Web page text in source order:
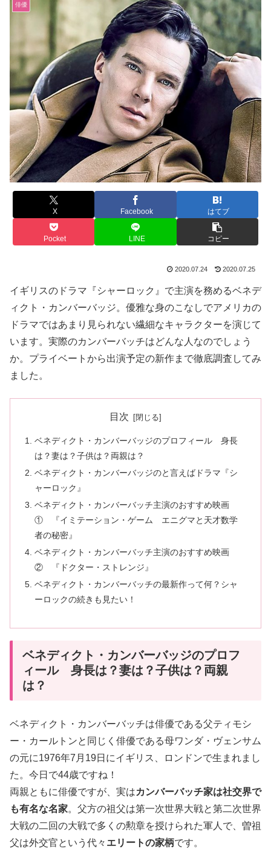
俳優
X Facebook はてブ
Pocket LINE コピー
2020.07.24 2020.07.25
イギリスのドラマ『シャーロック』で主演を務めるベネデ
ィクト・カンバーバッジ。優雅な身のこなしでアメリカの
ドラマではあまり見られない繊細なキャラクターを演じて
います。実際のカンバーバッチはどんな人なのでしょう
か。プライベートから出演予定の新作まで徹底調査してみ
ました。
目次
ベネディクト・カンバーバッジのプロフィール 身長
は？妻は？子供は？両親は？
ベネディクト・カンバーバッジのと言えばドラマ『シ
ャーロック』
ベネディクト・カンバーバッチ主演のおすすめ映画
① 『イミテーション・ゲーム エニグマと天才数学
者の秘密』
ベネディクト・カンバーバッチ主演のおすすめ映画
② 『ドクター・ストレンジ』
ベネディクト・カンバーバッチの最新作って何？シャ
ーロックの続きも見たい！
ベネディクト・カンバーバッジのプロフ
ィール 身長は？妻は？子供は？両親
は？
ベネディクト・カンバーバッチは俳優である父ティモシ
ー・カールトンと同じく俳優である母ワンダ・ヴェンサム
の元に1976年7月19日にイギリス、ロンドンで生まれまし
た。今日で44歳ですね！
両親ともに俳優ですが、実はカンバーバッチ家は社交界で
も有名な名家。父方の祖父は第一次世界大戦と第二次世界
大戦の二回の大戦で多くの勲章を授けられた軍人で、曽祖
父は外交官という代々 エリートの家柄です。